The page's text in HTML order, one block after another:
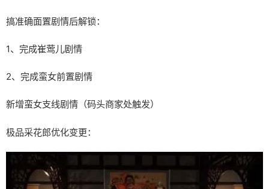
搞准确面置剧情后解锁：
1、完成崔莺儿剧情
2、完成蛮女前置剧情
新增蛮女支线剧情（码头商家处触发）
极品采花郎优化变更：